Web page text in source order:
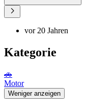
vor 20 Jahren
Kategorie
🚗
Motor
Weniger anzeigen